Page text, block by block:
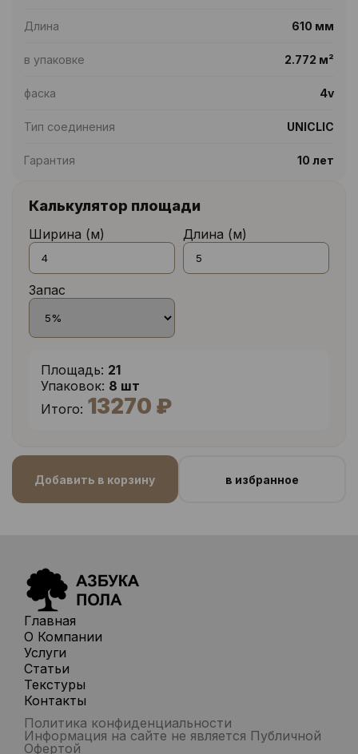
Длина 610 мм
в упаковке 2.772 м²
фаска 4v
Тип соединения UNICLIC
Гарантия 10 лет
Калькулятор площади
Ширина (м) Длина (м)
Запас
Площадь: 21
Упаковок: 8 шт
Итого: 13270 ₽
Добавить в корзину в избранное
Главная
О Компании
Услуги
Статьи
Текстуры
Контакты
Политика конфиденциальности
Информация на сайте не является Публичной
Офертой